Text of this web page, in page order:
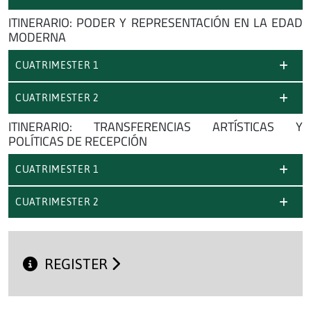
ITINERARIO: PODER Y REPRESENTACIÓN EN LA EDAD
MODERNA
CUATRIMESTER 1
CUATRIMESTER 2
ITINERARIO: TRANSFERENCIAS ARTÍSTICAS Y
POLÍTICAS DE RECEPCIÓN
CUATRIMESTER 1
CUATRIMESTER 2
REGISTER